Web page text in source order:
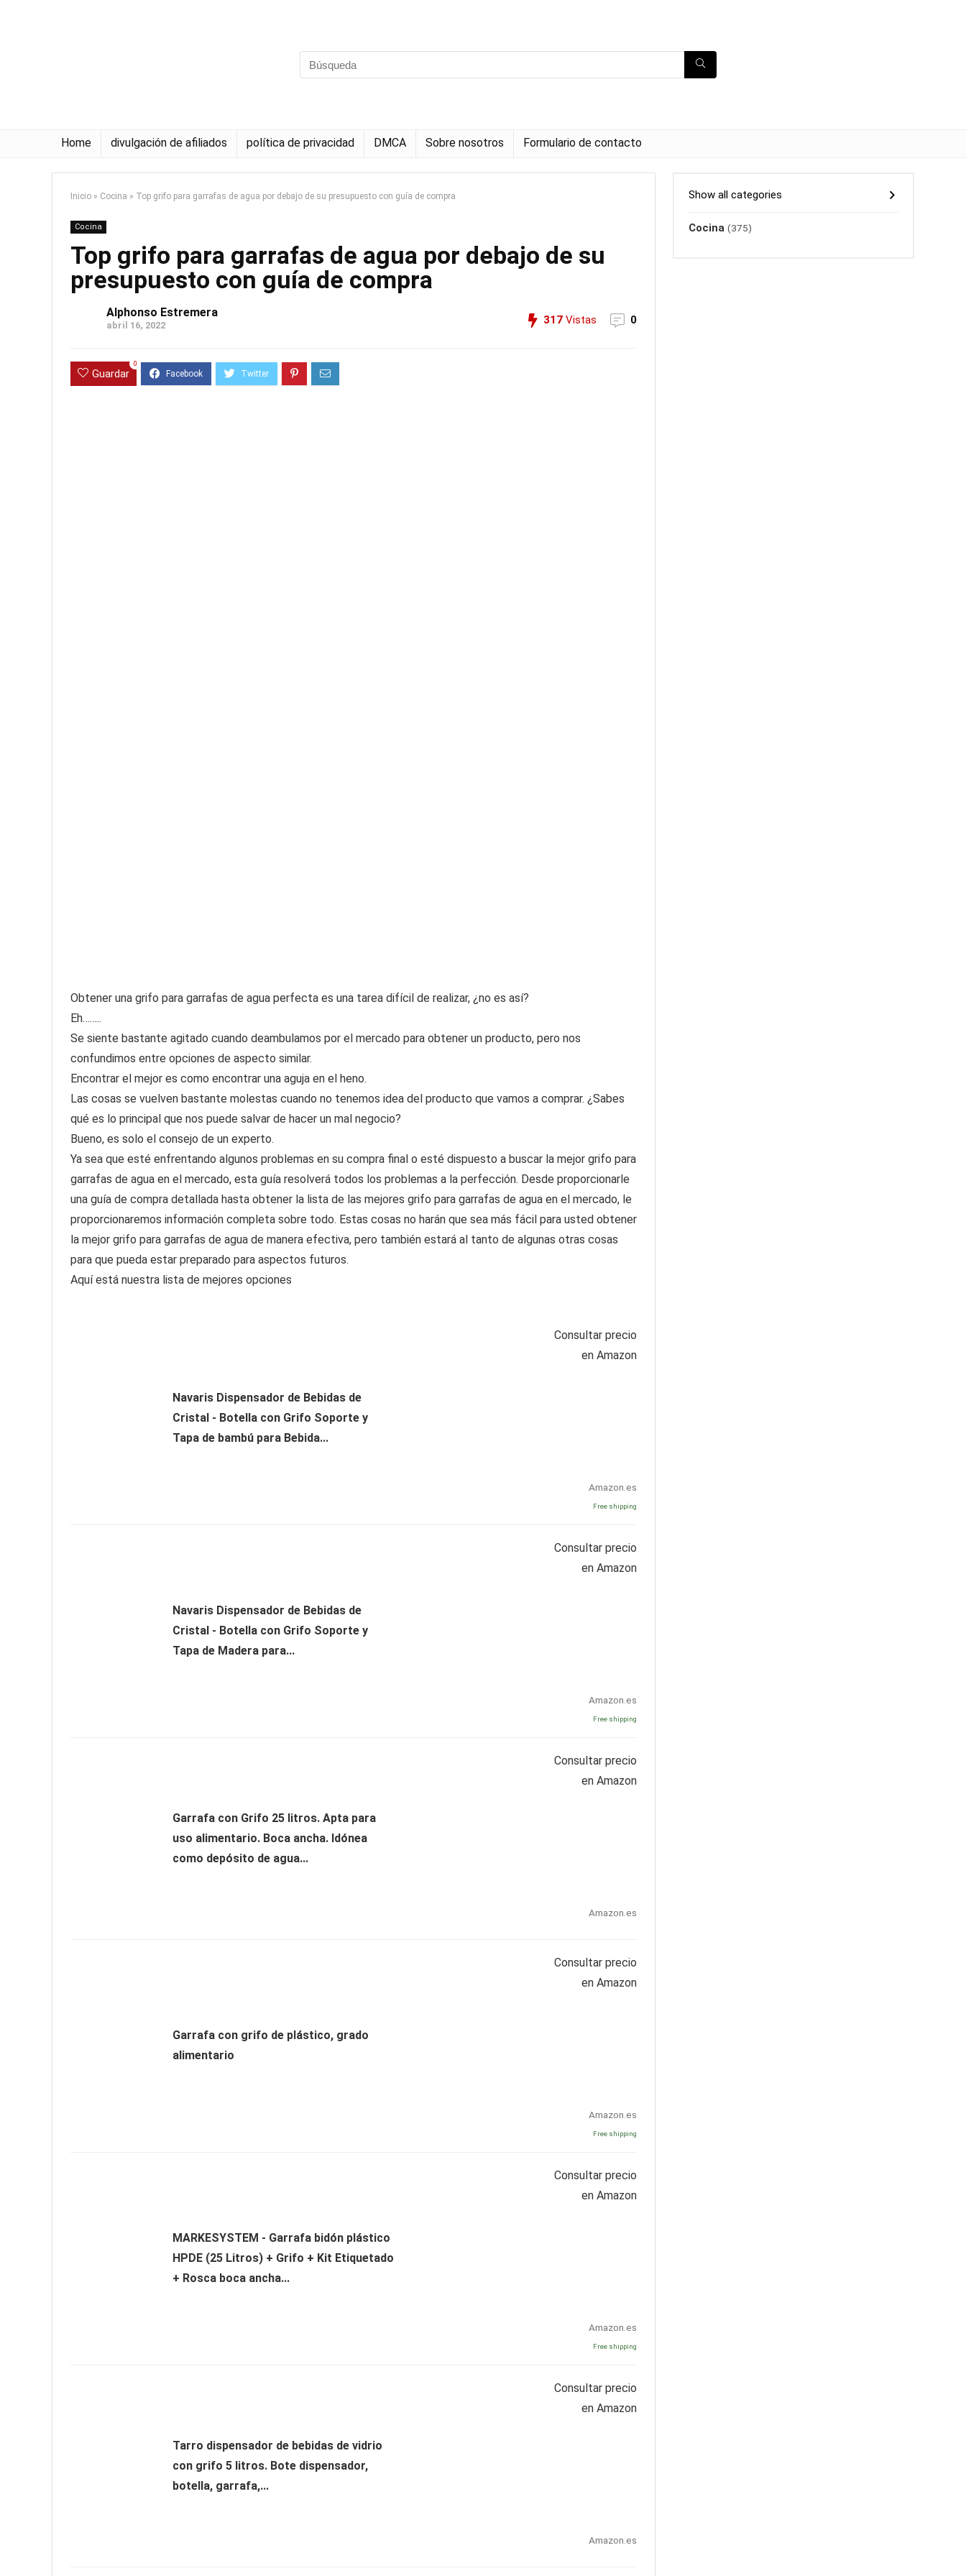
Home divulgación de afiliados política de privacidad DMCA Sobre nosotros Formulario de contacto
Inicio » Cocina » Top grifo para garrafas de agua por debajo de su presupuesto con guía de compra
Cocina
Top grifo para garrafas de agua por debajo de su
presupuesto con guía de compra
Alphonso Estremera
abril 16, 2022 317 Vistas 0
Guardar
0
Obtener una grifo para garrafas de agua perfecta es una tarea difícil de realizar, ¿no es así?
Eh……..
Se siente bastante agitado cuando deambulamos por el mercado para obtener un producto, pero nos
confundimos entre opciones de aspecto similar.
Encontrar el mejor es como encontrar una aguja en el heno.
Las cosas se vuelven bastante molestas cuando no tenemos idea del producto que vamos a comprar. ¿Sabes
qué es lo principal que nos puede salvar de hacer un mal negocio?
Bueno, es solo el consejo de un experto.
Ya sea que esté enfrentando algunos problemas en su compra final o esté dispuesto a buscar la mejor grifo para
garrafas de agua en el mercado, esta guía resolverá todos los problemas a la perfección. Desde proporcionarle
una guía de compra detallada hasta obtener la lista de las mejores grifo para garrafas de agua en el mercado, le
proporcionaremos información completa sobre todo. Estas cosas no harán que sea más fácil para usted obtener
la mejor grifo para garrafas de agua de manera efectiva, pero también estará al tanto de algunas otras cosas
para que pueda estar preparado para aspectos futuros.
Aquí está nuestra lista de mejores opciones
Navaris Dispensador de Bebidas de
Cristal - Botella con Grifo Soporte y
Tapa de bambú para Bebida...
Consultar precio
en Amazon
Amazon.es
Free shipping
Navaris Dispensador de Bebidas de
Cristal - Botella con Grifo Soporte y
Tapa de Madera para...
Consultar precio
en Amazon
Amazon.es
Free shipping
Garrafa con Grifo 25 litros. Apta para
uso alimentario. Boca ancha. Idónea
como depósito de agua...
Consultar precio
en Amazon
Amazon.es
Garrafa con grifo de plástico, grado
alimentario
Consultar precio
en Amazon
Amazon.es
Free shipping
MARKESYSTEM - Garrafa bidón plástico
HPDE (25 Litros) + Grifo + Kit Etiquetado
+ Rosca boca ancha...
Consultar precio
en Amazon
Amazon.es
Free shipping
Tarro dispensador de bebidas de vidrio
con grifo 5 litros. Bote dispensador,
botella, garrafa,...
Consultar precio
en Amazon
Amazon.es
Show all categories
Cocina (375)